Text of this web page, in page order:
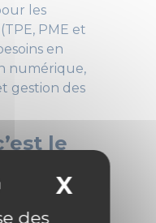
des
X
les
PME et
en
numérique,
gestion des
le